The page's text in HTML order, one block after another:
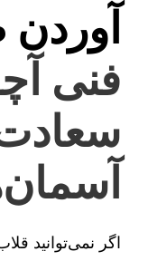
آوردن
فنی
سعادت
اگر نمی‌توانید